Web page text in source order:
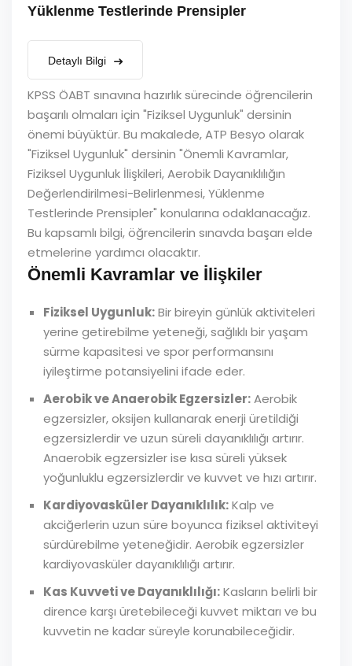
Yüklenme Testlerinde Prensipler
Detaylı Bilgi
KPSS ÖABT sınavına hazırlık sürecinde öğrencilerin
başarılı olmaları için "Fiziksel Uygunluk" dersinin
önemi büyüktür. Bu makalede, ATP Besyo olarak
"Fiziksel Uygunluk" dersinin "Önemli Kavramlar,
Fiziksel Uygunluk İlişkileri, Aerobik Dayanıklılığın
Değerlendirilmesi-Belirlenmesi, Yüklenme
Testlerinde Prensipler" konularına odaklanacağız.
Bu kapsamlı bilgi, öğrencilerin sınavda başarı elde
etmelerine yardımcı olacaktır.
Önemli Kavramlar ve İlişkiler
Fiziksel Uygunluk:Bir bireyin günlük aktiviteleri
yerine getirebilme yeteneği, sağlıklı bir yaşam
sürme kapasitesi ve spor performansını
iyileştirme potansiyelini ifade eder.
Aerobik ve Anaerobik Egzersizler:Aerobik
egzersizler, oksijen kullanarak enerji üretildiği
egzersizlerdir ve uzun süreli dayanıklılığı artırır.
Anaerobik egzersizler ise kısa süreli yüksek
yoğunluklu egzersizlerdir ve kuvvet ve hızı artırır.
Kardiyovasküler Dayanıklılık:Kalp ve
akciğerlerin uzun süre boyunca fiziksel aktiviteyi
sürdürebilme yeteneğidir. Aerobik egzersizler
kardiyovasküler dayanıklılığı artırır.
Kas Kuvveti ve Dayanıklılığı:Kasların belirli bir
dirence karşı üretebileceği kuvvet miktarı ve bu
kuvvetin ne kadar süreyle korunabileceğidir.